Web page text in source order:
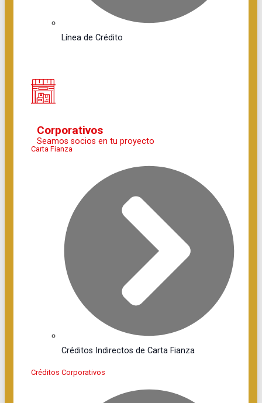
Línea de Crédito
Corporativos
Seamos socios en tu proyecto
Carta Fianza
Créditos Indirectos de Carta Fianza
Créditos Corporativos